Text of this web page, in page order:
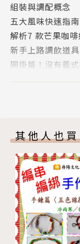
很有台灣味的咖
擁有豐富烘豆、
十年的咖啡路上
變化，
那麼，下一步呢
跟著時令與食材
各鄉鎮所孕育的
供我們架構台灣
透過創意咖啡調
館時，
打開menu，便
美好感受。
組裝與調配概念
五大風味快速指南
解析7 款芒果咖
新手上路調飲道具
開掛篇！沒有義
芒果咖啡
學1杯會2杯｜芒
茴香咖啡
學1杯會2杯｜甘
柑橘三部曲
學1杯會2杯｜檸
小星星
西瓜咖啡
其他人也